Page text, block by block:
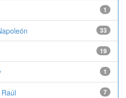
1
33
19
1
7